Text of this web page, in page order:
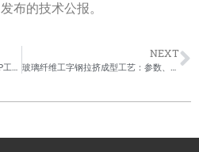
发布的技术公报。
NEXT